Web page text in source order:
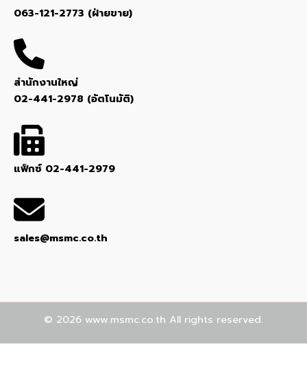
063-121-2773 (ฝ่ายขาย)
สำนักงานใหญ่
02-441-2978 (อัตโนมัติ)
แฟ็กซ์ 02-441-2979
sales@msmc.co.th
© 2026 www.msmc.co.th All rights reserved.